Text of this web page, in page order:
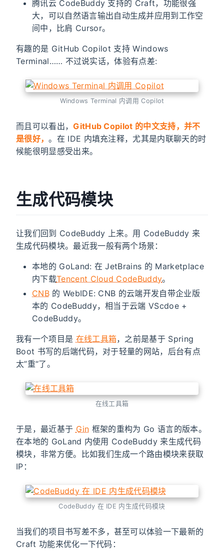
腾讯云 CodeBuddy 支持的 Craft，功能很强
大，可以自然语言输出自动生成并应用到工作空
间中，比肩 Cursor。
有趣的是 GitHub Copilot 支持 Windows
Terminal…… 不过说实话，体验有点差:
Windows Terminal 内调用 Copilot
而且可以看出，GitHub Copilot 的中文支持，并不
是很好，。在 IDE 内填充注释，尤其是内联聊天的时
候能很明显感受出来。
生成代码模块
让我们回到 CodeBuddy 上来。用 CodeBuddy 来
生成代码模块。最近我一般有两个场景：
本地的 GoLand: 在 JetBrains 的 Marketplace
内下载Tencent Cloud CodeBuddy。
CNB的 WebIDE: CNB 的云端开发自带企业版
本的 CodeBuddy，相当于云端 VScdoe +
CodeBuddy。
我有一个项目是 在线工具箱，之前是基于 Spring
Boot 书写的后端代码，对于轻量的网站，后台有点
太”重“了。
在线工具箱
于是，最近基于 Gin 框架的重构为 Go 语言的版本。
在本地的 GoLand 内使用 CodeBuddy 来生成代码
模块，非常方便。比如我们生成一个路由模块来获取
IP：
CodeBuddy 在 IDE 内生成代码模块
当我们的项目书写差不多，甚至可以体验一下最新的
Craft 功能来优化一下代码：